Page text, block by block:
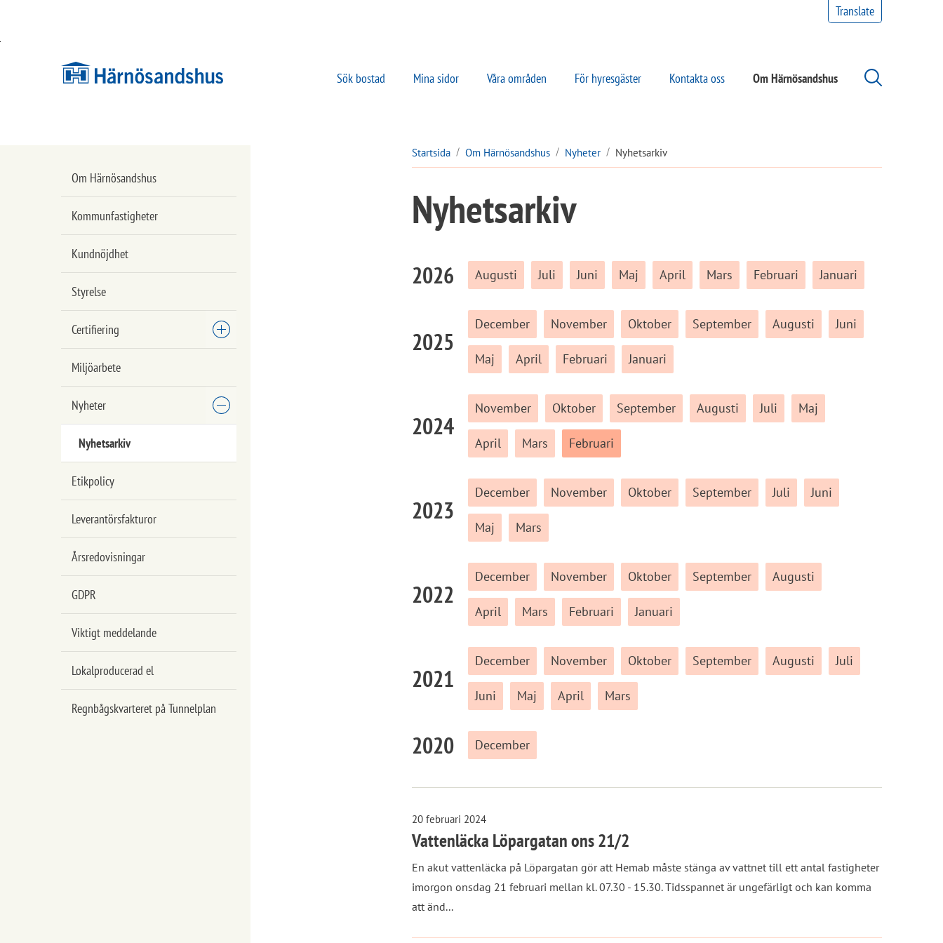
Translate
Sök bostad Mina sidor Våra områden För hyresgäster Kontakta oss Om Härnösandshus
Om Härnösandshus
Kommunfastigheter
Kundnöjdhet
Styrelse
Certifiering
Miljöarbete
Nyheter
Nyhetsarkiv
Etikpolicy
Leverantörsfakturor
Årsredovisningar
GDPR
Viktigt meddelande
Lokalproducerad el
Regnbågskvarteret på Tunnelplan
Startsida Om Härnösandshus Nyheter Nyhetsarkiv
Nyhetsarkiv
2026 Augusti Juli Juni Maj April Mars Februari Januari
2025
December November Oktober September Augusti Juni
Maj April Februari Januari
2024
November Oktober September Augusti Juli Maj
April Mars Februari
2023
December November Oktober September Juli Juni
Maj Mars
2022
December November Oktober September Augusti
April Mars Februari Januari
2021
December November Oktober September Augusti Juli
Juni Maj April Mars
2020 December
20 februari 2024
Vattenläcka Löpargatan ons 21/2
En akut vattenläcka på Löpargatan gör att Hemab måste stänga av vattnet till ett antal fastigheter
imorgon onsdag 21 februari mellan kl. 07.30 - 15.30. Tidsspannet är ungefärligt och kan komma
att änd...